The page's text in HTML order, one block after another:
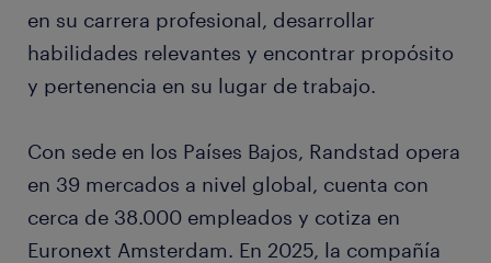
en su carrera profesional, desarrollar
habilidades relevantes y encontrar propósito
y pertenencia en su lugar de trabajo.
Con sede en los Países Bajos, Randstad opera
en 39 mercados a nivel global, cuenta con
cerca de 38.000 empleados y cotiza en
Euronext Amsterdam. En 2025, la compañía